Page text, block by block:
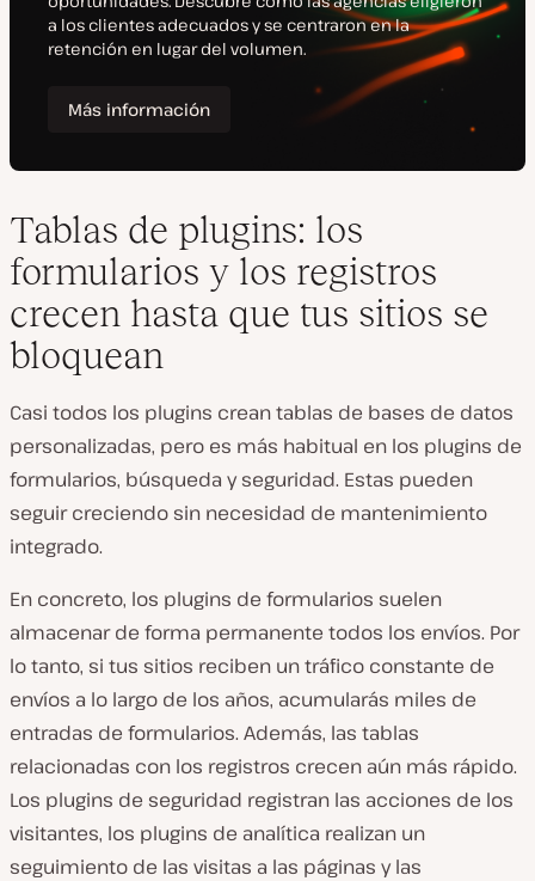
Tablas de plugins: los
formularios y los registros
crecen hasta que tus sitios se
bloquean
Casi todos los plugins crean tablas de bases de datos
personalizadas, pero es más habitual en los plugins de
formularios, búsqueda y seguridad. Estas pueden
seguir creciendo sin necesidad de mantenimiento
integrado.
En concreto, los plugins de formularios suelen
almacenar de forma permanente todos los envíos. Por
lo tanto, si tus sitios reciben un tráfico constante de
envíos a lo largo de los años, acumularás miles de
entradas de formularios. Además, las tablas
relacionadas con los registros crecen aún más rápido.
Los plugins de seguridad registran las acciones de los
visitantes, los plugins de analítica realizan un
seguimiento de las visitas a las páginas y las